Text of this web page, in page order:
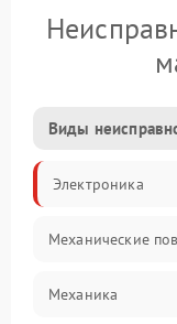
Виды
Электроника
Механические
Механика